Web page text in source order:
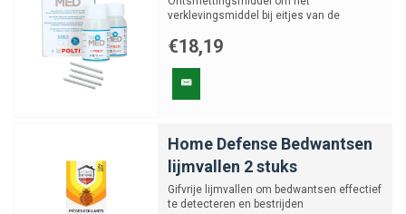
verklevingsmiddel bij eitjes van de
€18,19
Home Defense Bedwantsen
lijmvallen 2 stuks
Gifvrije lijmvallen om bedwantsen effectief
te detecteren en bestrijden